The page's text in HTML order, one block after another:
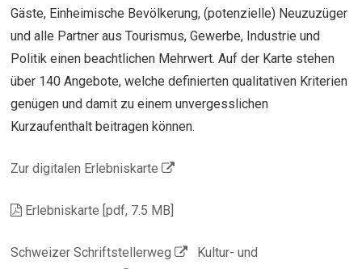
Gäste, Einheimische Bevölkerung, (potenzielle) Neuzuzüger
und alle Partner aus Tourismus, Gewerbe, Industrie und
Politik einen beachtlichen Mehrwert. Auf der Karte stehen
über 140 Angebote, welche definierten qualitativen Kriterien
genügen und damit zu einem unvergesslichen
Kurzaufenthalt beitragen können.
Zur digitalen Erlebniskarte
Erlebniskarte [pdf, 7.5 MB]
Schweizer Schriftstellerweg
Kultur- und